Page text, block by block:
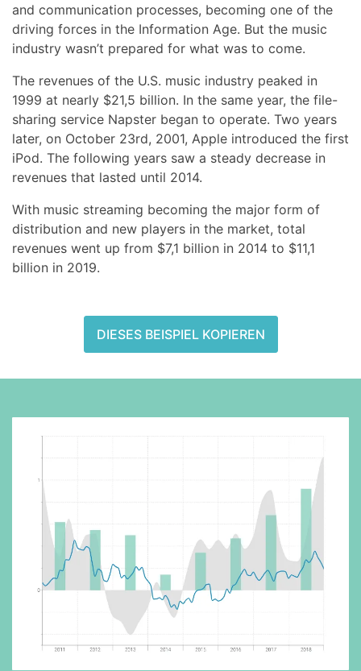
and communication processes, becoming one of the
driving forces in the Information Age. But the music
industry wasn’t prepared for what was to come.
The revenues of the U.S. music industry peaked in
1999 at nearly $21,5 billion. In the same year, the file-
sharing service Napster began to operate. Two years
later, on October 23rd, 2001, Apple introduced the first
iPod. The following years saw a steady decrease in
revenues that lasted until 2014.
With music streaming becoming the major form of
distribution and new players in the market, total
revenues went up from $7,1 billion in 2014 to $11,1
billion in 2019.
DIESES BEISPIEL KOPIEREN